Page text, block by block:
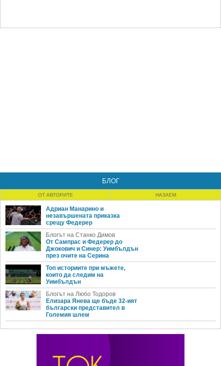
БЛОГ
ОТ АВТОРИТЕ НАЗАЕМ
Адриан Манарино и
незавършената приказка
срещу Федерер
Блогът на Станко Димов
От Сампрас и Федерер до
Джокович и Синер: Уимбълдън
през очите на Серина
Топ историите при мъжете,
които да следим на
Уимбълдън
Блогът на Любо Тодоров
Елизара Янева ще бъде 32-ият
български представител в
Големия шлем